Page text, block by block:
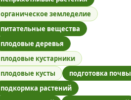
органическое земледелие
питательные вещества
плодовые деревья
плодовые кустарники
плодовые кусты
подготовка почвы
подкормка растений